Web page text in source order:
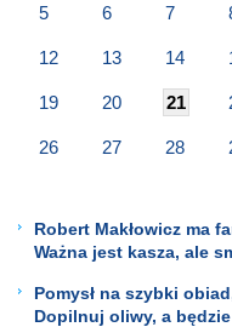
5 6 7
12 13 14
19 20 21
26 27 28
Robert Makłowicz ma
Ważna jest kasza, ale
Pomysł na szybki
Dopilnuj oliwy, a